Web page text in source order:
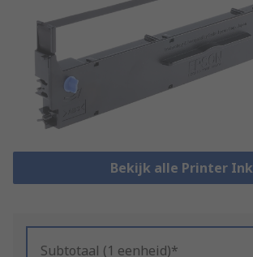
Bekijk alle Printer Ink
Subtotaal (1 eenheid)*